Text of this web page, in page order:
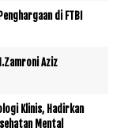
di FTBI
Aziz
Klinis, Hadirkan
Mental